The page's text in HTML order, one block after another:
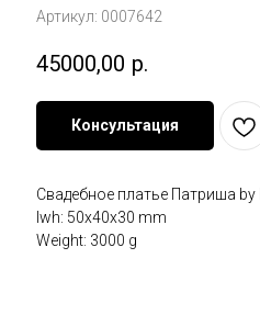
Артикул: 0007642
45000,00 р.
Консультация
Свадебное платье Патриша by
lwh: 50x40x30 mm
Weight: 3000 g